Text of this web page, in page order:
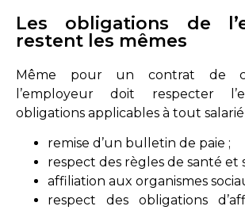
Les obligations de
restent les mêmes
Même pour un contrat de
l’employeur doit respecter
obligations applicables à tout salarié
remise d’un bulletin de paie ;
respect des règles de santé et
affiliation aux organismes
respect des obligations